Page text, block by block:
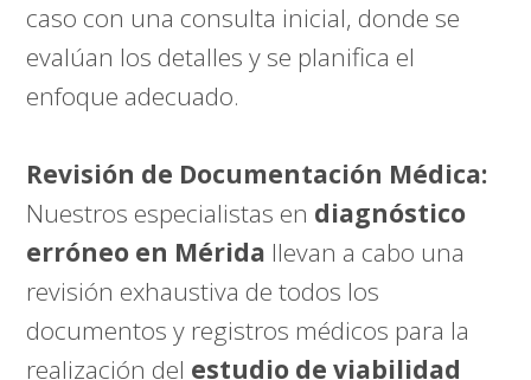
caso con una consulta inicial, donde se
evalúan los detalles y se planifica el
enfoque adecuado.
Revisión de Documentación Médica:
Nuestros especialistas en diagnóstico
erróneo en Mérida llevan a cabo una
revisión exhaustiva de todos los
documentos y registros médicos para la
realización del estudio de viabilidad